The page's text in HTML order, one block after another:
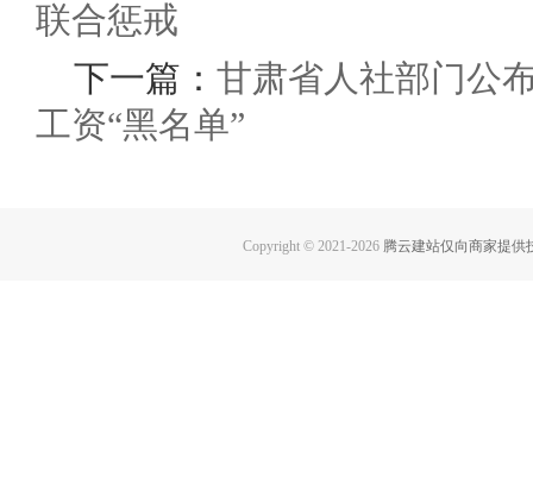
联合惩戒
下一篇： 甘肃省人社部门公
工资“黑名单”
Copyright © 2021-2026 腾云建站仅向商家提供